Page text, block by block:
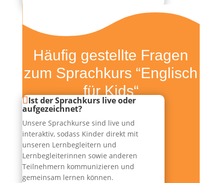
Häufig gestellte Fragen
zum Sprachkurs “Englisch
für Kids“
Ist der Sprachkurs live oder
aufgezeichnet?
Unsere Sprachkurse sind live und
interaktiv, sodass Kinder direkt mit
unseren Lernbegleitern und
Lernbegleiterinnen sowie anderen
Teilnehmern kommunizieren und
gemeinsam lernen können.